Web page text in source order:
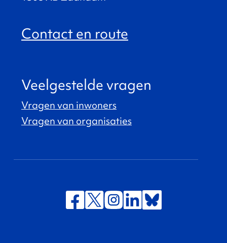
Contact en route
Veelgestelde vragen
Vragen van inwoners
Vragen van organisaties